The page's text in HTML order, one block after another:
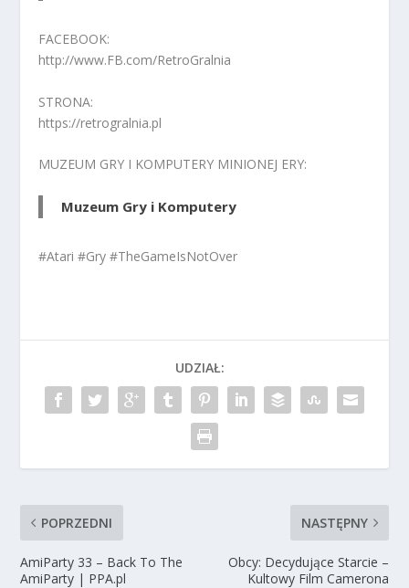
FACEBOOK:
http://www.FB.com/RetroGralnia
STRONA:
https://retrogralnia.pl
MUZEUM GRY I KOMPUTERY MINIONEJ ERY:
Muzeum Gry i Komputery
#Atari #Gry #TheGameIsNotOver
UDZIAŁ:
POPRZEDNI
AmiParty 33 – Back To The
AmiParty | PPA.pl
NASTĘPNY
Obcy: Decydujące Starcie –
Kultowy Film Camerona